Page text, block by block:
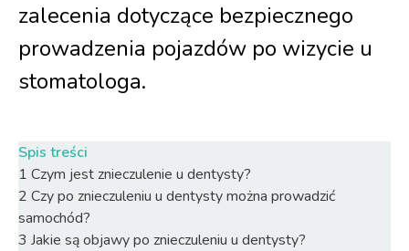
zalecenia dotyczące bezpiecznego
prowadzenia pojazdów po wizycie u
stomatologa.
Spis treści
1 Czym jest znieczulenie u dentysty?
2 Czy po znieczuleniu u dentysty można prowadzić
samochód?
3 Jakie są objawy po znieczuleniu u dentysty?